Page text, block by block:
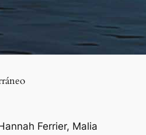
Ferrier, Malia